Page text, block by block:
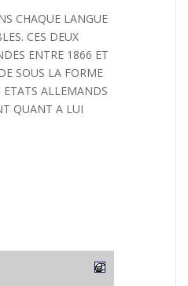
CHAQUE LANGUE
CES DEUX
ENTRE 1866 ET
SOUS LA FORME
ETATS ALLEMANDS
QUANT A LUI